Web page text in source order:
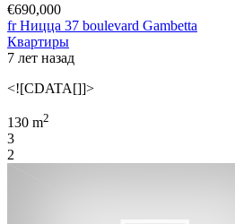
€690,000
fr Ницца 37 boulevard Gambetta
Квартиры
7 лет назад
<![CDATA[]]>
130 m2
3
2